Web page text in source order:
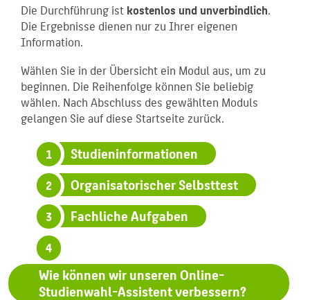
Die Durchführung istkostenlos und unverbindlich.
Die Ergebnisse dienen nur zu Ihrer eigenen
Information.
Wählen Sie in der Übersicht ein Modul aus, um zu
beginnen. Die Reihenfolge können Sie beliebig
wählen. Nach Abschluss des gewählten Moduls
gelangen Sie auf diese Startseite zurück.
1
Studieninformationen
2 Organisatorischer Selbsttest
3 Fachliche Aufgaben
4
Wie können wir unseren Online-
Studienwahl-Assistent verbessern?